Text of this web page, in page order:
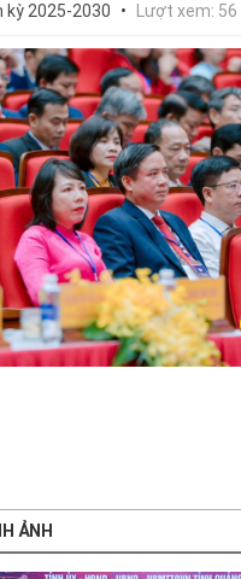
kỳ 2025-2030
Lượt xem: 56
ẢNH